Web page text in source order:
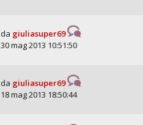
da giuliasuper69
30 mag 2013 10:51:50
da giuliasuper69
18 mag 2013 18:50:44